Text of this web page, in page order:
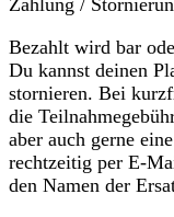
Zahlung /
Bezahlt wird bar
Du kannst deinen
stornieren. Bei
die
aber auch gerne
rechtzeitig per E-
den Namen der